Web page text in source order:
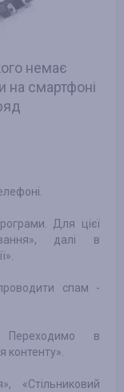
немає
на смартфоні
Для цієї
далі в
спам -
Переходимо в
контенту».
«Стільниковий